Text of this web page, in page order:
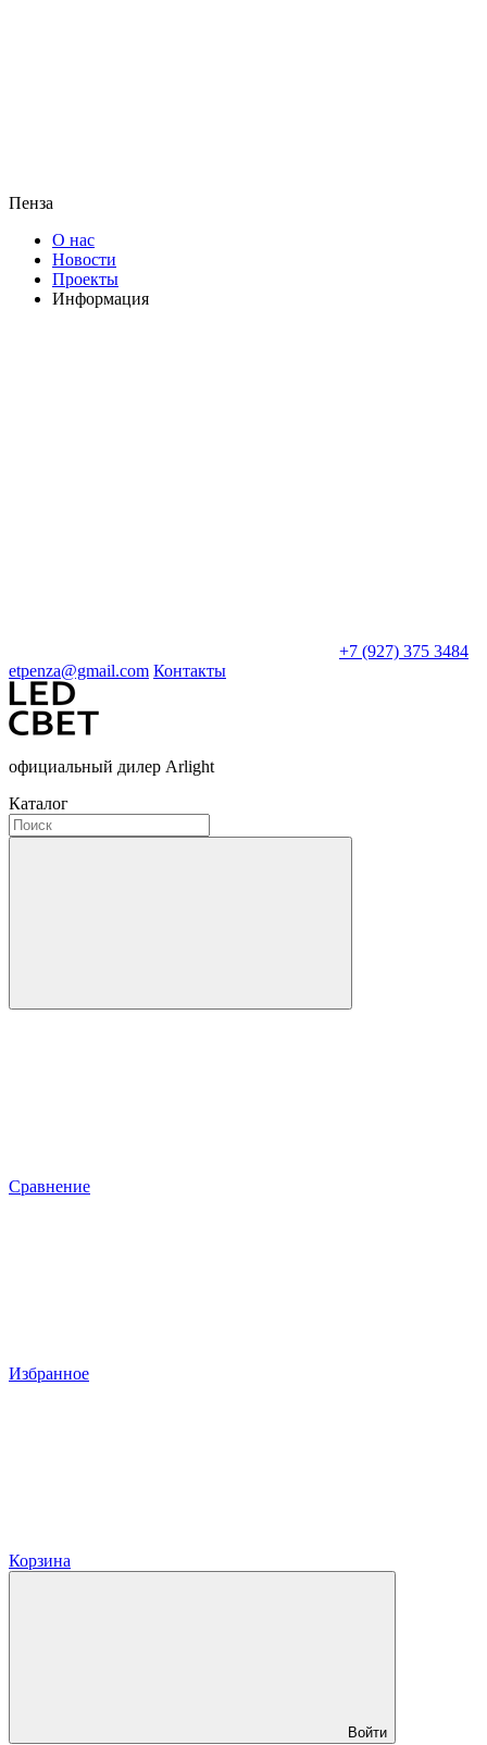
Пенза
О нас
Новости
Проекты
Информация
+7 (927) 375 3484
etpenza@gmail.com Контакты
официальный дилер Arlight
Каталог
Сравнение
Избранное
Корзина
Войти